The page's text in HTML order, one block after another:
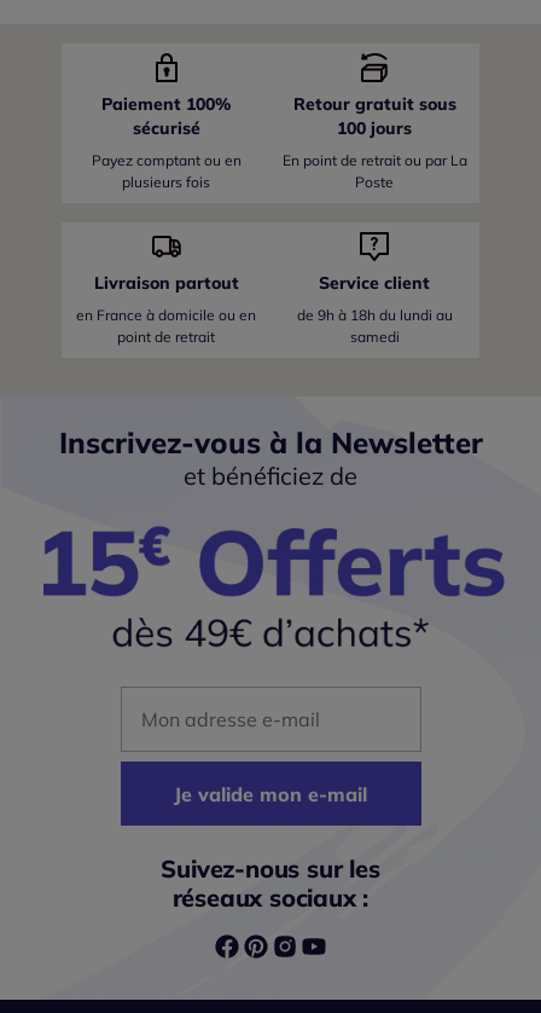
Paiement 100%
sécurisé
Payez comptant ou en
plusieurs fois
Retour gratuit sous
100 jours
En point de retrait ou par La
Poste
Livraison partout
en France à domicile ou en
point de retrait
Service client
de 9h à 18h du lundi au
samedi
Inscrivez-vous à la Newsletter
et bénéficiez de
Je valide mon e-mail
Suivez-nous sur les
réseaux sociaux :